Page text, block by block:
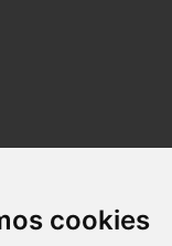
cookies